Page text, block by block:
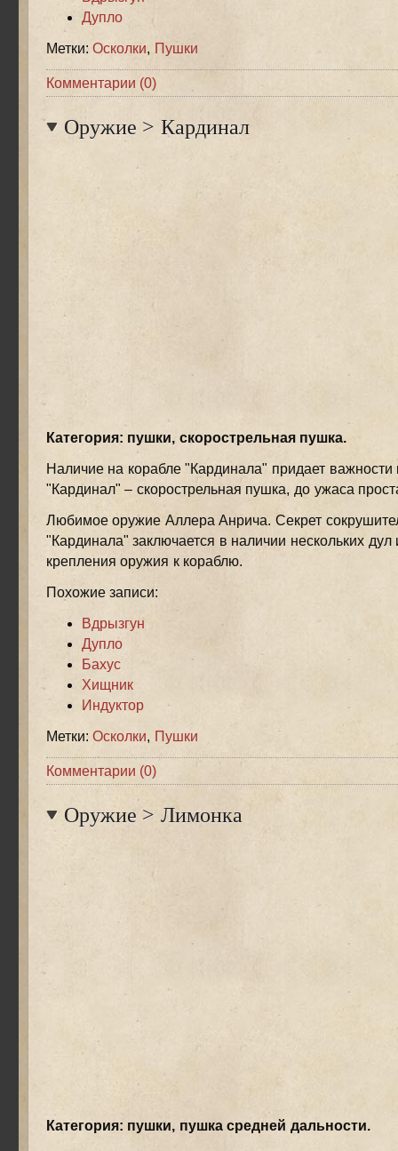
Дупло
Метки:Осколки, Пушки
Комментарии (0)
Оружие > Кардинал
Категория: пушки, скорострельная пушка.
Наличие на корабле "Кардинала" придает важности
"Кардинал" – скорострельная пушка, до ужаса
Любимое оружие Аллера Анрича. Секрет
"Кардинала" заключается в наличии нескольких дул
крепления оружия к кораблю.
Похожие записи:
Вдрызгун
Дупло
Бахус
Хищник
Индуктор
Метки:Осколки, Пушки
Комментарии (0)
Оружие > Лимонка
Категория: пушки, пушка средней дальности.